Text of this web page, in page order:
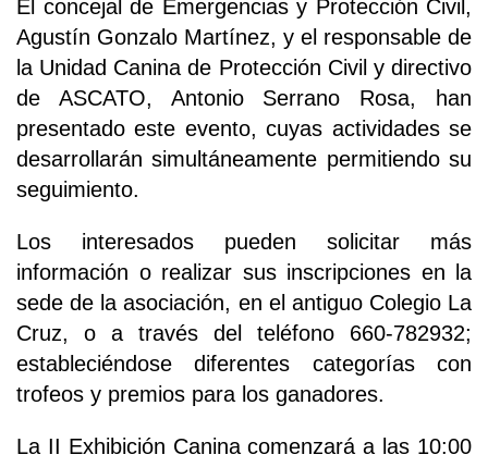
El concejal de Emergencias y Protección Civil,
Agustín Gonzalo Martínez, y el responsable de
la Unidad Canina de Protección Civil y directivo
de ASCATO, Antonio Serrano Rosa, han
presentado este evento, cuyas actividades se
desarrollarán simultáneamente permitiendo su
seguimiento.
Los interesados pueden solicitar más
información o realizar sus inscripciones en la
sede de la asociación, en el antiguo Colegio La
Cruz, o a través del teléfono 660-782932;
estableciéndose diferentes categorías con
trofeos y premios para los ganadores.
La II Exhibición Canina comenzará a las 10:00